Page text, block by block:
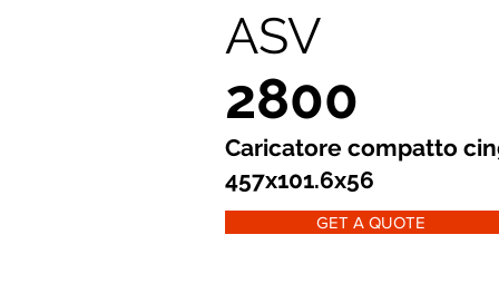
ASV
2800
Caricatore compatto
457x101.6x56
GET A QUOTE